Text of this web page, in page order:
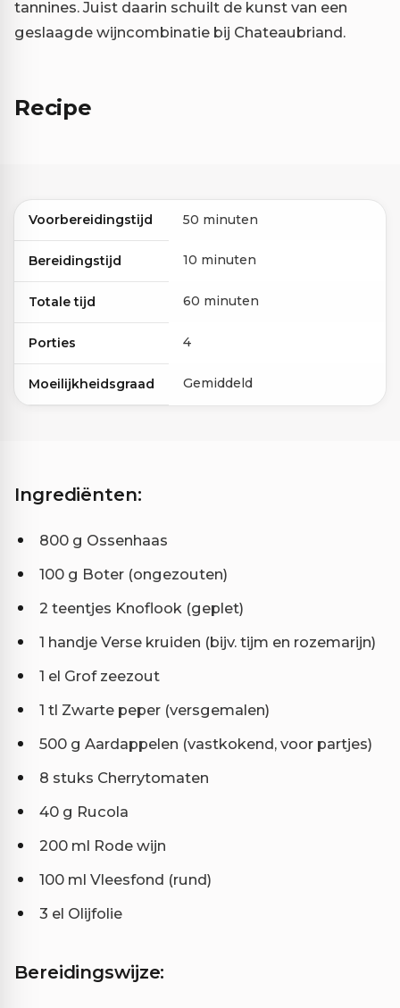
tannines. Juist daarin schuilt de kunst van een
geslaagde wijncombinatie bij Chateaubriand.
Recipe
Voorbereidingstijd 50 minuten
Bereidingstijd 10 minuten
Totale tijd 60 minuten
Porties 4
Moeilijkheidsgraad Gemiddeld
Ingrediënten:
800 g Ossenhaas
100 g Boter (ongezouten)
2 teentjes Knoflook (geplet)
1 handje Verse kruiden (bijv. tijm en rozemarijn)
1 el Grof zeezout
1 tl Zwarte peper (versgemalen)
500 g Aardappelen (vastkokend, voor partjes)
8 stuks Cherrytomaten
40 g Rucola
200 ml Rode wijn
100 ml Vleesfond (rund)
3 el Olijfolie
Bereidingswijze: